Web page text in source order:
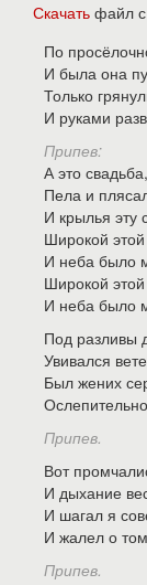
Скачать файл с
По
И была она
Только
И руками
Припев:
А это
Пела и
И крылья эту
Широкой
И неба было
Широкой
И неба было
Под разливы
Увивался
Был жених
Припев.
Вот
И дыхание
И шагал я
И жалел о
Припев.